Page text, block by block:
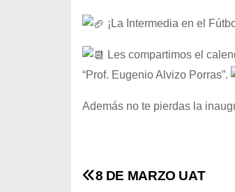
¡La Intermedia en el
Les compartimos el
“Prof. Eugenio Alvizo Porras”.
Además no te pierdas la
N8 DE MARZO UAT